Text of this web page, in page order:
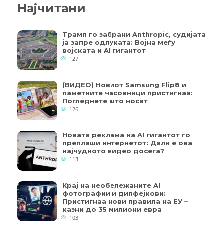
Најчитани
Трамп го забрани Anthropic, судијата
ја запре одлуката: Војна меѓу
војската и AI гигантот
127
(ВИДЕО) Новиот Samsung Flip8 и
паметните часовници пристигнаа:
Погледнете што носат
126
Новата реклама на AI гигантот го
преплаши интернетот: Дали е ова
најчудното видео досега?
113
Крај на необележаните AI
фотографии и дипфејкови:
Пристигнаа нови правила на ЕУ –
казни до 35 милиони евра
103